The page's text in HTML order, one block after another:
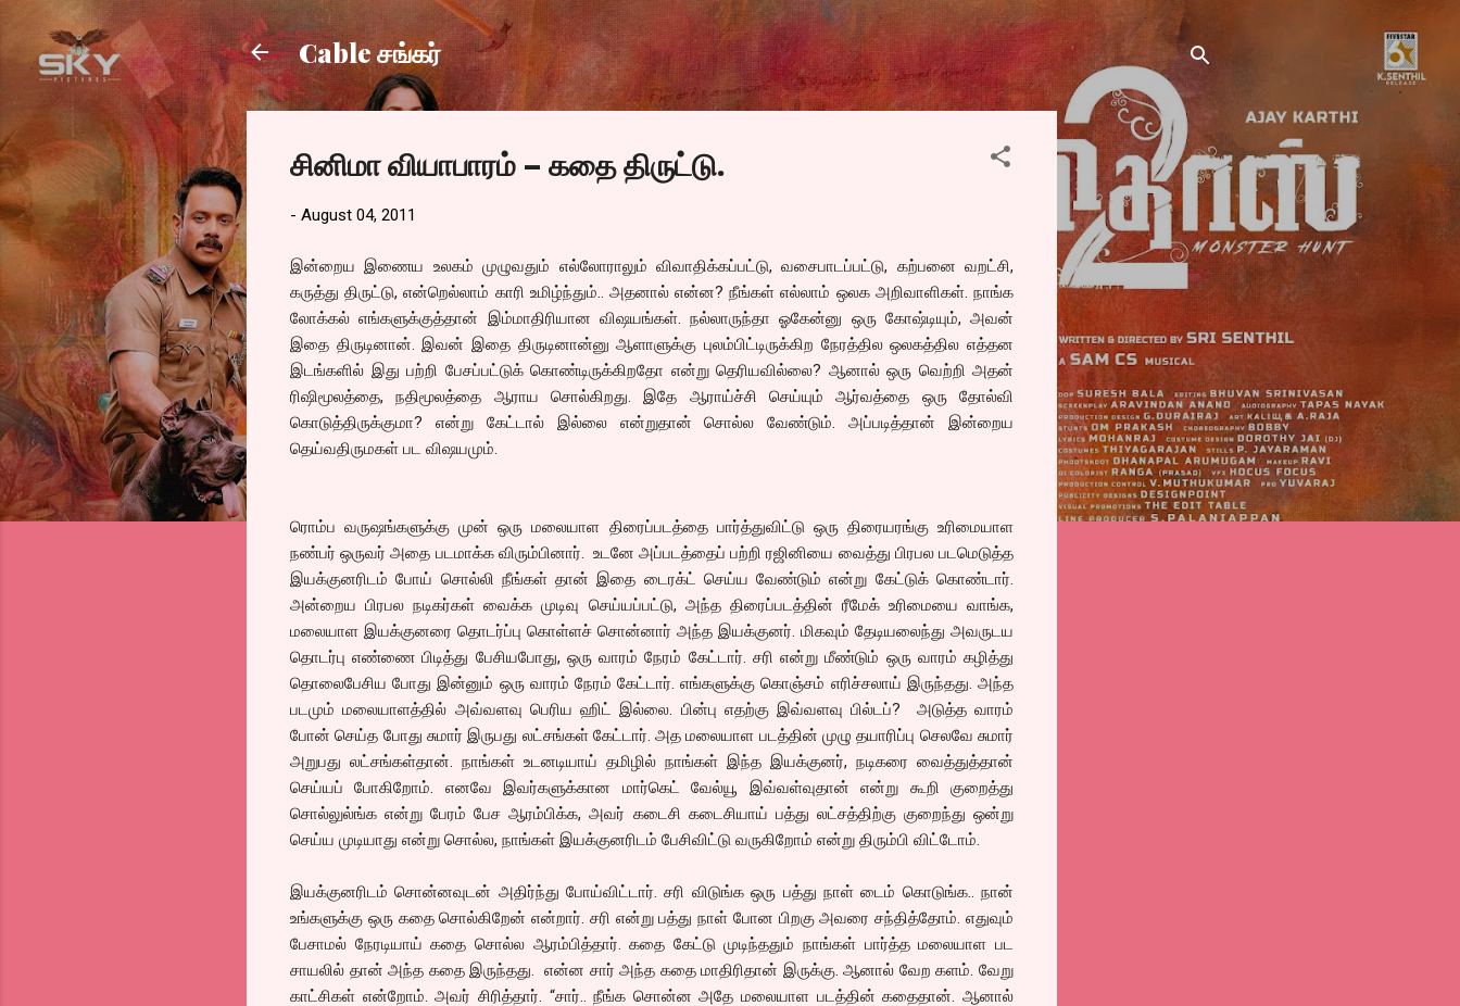
Skip to main content
Cable சங்கர்
சினிமா வியாபாரம் – கதை திருட்டு.
- August 04, 2011
இன்றைய இணைய உலகம் முழுவதும் எல்லோராலும் விவாதிக்கப்பட்டு, வசைபாடப்பட்டு, கற்பனை வறட்சி,
கருத்து திருட்டு, என்றெல்லாம் காரி உமிழ்ந்தும்.. அதனால் என்ன? நீங்கள் எல்லாம் ஒலக அறிவாளிகள். நாங்க
லோக்கல் எங்களுக்குத்தான் இம்மாதிரியான விஷயங்கள். நல்லாருந்தா ஓகேன்னு ஒரு கோஷ்டியும், அவன்
இதை திருடினான். இவன் இதை திருடினான்னு ஆளாளுக்கு புலம்பிட்டிருக்கிற நேரத்தில ஒலகத்தில எத்தன
இடங்களில் இது பற்றி பேசப்பட்டுக் கொண்டிருக்கிறதோ என்று தெரியவில்லை? ஆனால் ஒரு வெற்றி அதன்
ரிஷிமூலத்தை, நதிமூலத்தை ஆராய சொல்கிறது. இதே ஆராய்ச்சி செய்யும் ஆர்வத்தை ஒரு தோல்வி
கொடுத்திருக்குமா? என்று கேட்டால் இல்லை என்றுதான் சொல்ல வேண்டும். அப்படித்தான் இன்றைய
தெய்வதிருமகள் பட விஷயமும்.
ரொம்ப வருஷங்களுக்கு முன் ஒரு மலையாள திரைப்படத்தை பார்த்துவிட்டு ஒரு திரையரங்கு உரிமையாள
நண்பர் ஒருவர் அதை படமாக்க விரும்பினார். உடனே அப்படத்தைப் பற்றி ரஜினியை வைத்து பிரபல படமெடுத்த
இயக்குனரிடம் போய் சொல்லி நீங்கள் தான் இதை டைரக்ட் செய்ய வேண்டும் என்று கேட்டுக் கொண்டார்.
அன்றைய பிரபல நடிகர்கள் வைக்க முடிவு செய்யப்பட்டு, அந்த திரைப்படத்தின் ரீமேக் உரிமையை வாங்க,
மலையாள இயக்குனரை தொடர்ப்பு கொள்ளச் சொன்னார் அந்த இயக்குனர். மிகவும் தேடியலைந்து அவருடய
தொடர்பு எண்ணை பிடித்து பேசியபோது, ஒரு வாரம் நேரம் கேட்டார். சரி என்று மீண்டும் ஒரு வாரம் கழித்து
தொலைபேசிய போது இன்னும் ஒரு வாரம் நேரம் கேட்டார். எங்களுக்கு கொஞ்சம் எரிச்சலாய் இருந்தது. அந்த
படமும் மலையாளத்தில் அவ்வளவு பெரிய ஹிட் இல்லை. பின்பு எதற்கு இவ்வளவு பில்டப்? அடுத்த வாரம்
போன் செய்த போது சுமார் இருபது லட்சங்கள் கேட்டார். அத மலையாள படத்தின் முழு தயாரிப்பு செலவே சுமார்
அறுபது லட்சங்கள்தான். நாங்கள் உடனடியாய் தமிழில் நாங்கள் இந்த இயக்குனர், நடிகரை வைத்துத்தான்
செய்யப் போகிறோம். எனவே இவர்களுக்கான மார்கெட் வேல்யூ இவ்வள்வுதான் என்று கூறி குறைத்து
சொல்லுல்ங்க என்று பேரம் பேச ஆரம்பிக்க, அவர் கடைசி கடைசியாய் பத்து லட்சத்திற்கு குறைந்து ஒன்று
செய்ய முடியாது என்று சொல்ல, நாங்கள் இயக்குனரிடம் பேசிவிட்டு வருகிறோம் என்று திரும்பி விட்டோம்.
இயக்குனரிடம் சொன்னவுடன் அதிர்ந்து போய்விட்டார். சரி விடுங்க ஒரு பத்து நாள் டைம் கொடுங்க.. நான்
உங்களுக்கு ஒரு கதை சொல்கிறேன் என்றார். சரி என்று பத்து நாள் போன பிறகு அவரை சந்தித்தோம். எதுவும்
பேசாமல் நேரடியாய் கதை சொல்ல ஆரம்பித்தார். கதை கேட்டு முடிந்ததும் நாங்கள் பார்த்த மலையாள பட
சாயலில் தான் அந்த கதை இருந்தது. என்ன சார் அந்த கதை மாதிரிதான் இருக்கு. ஆனால் வேற களம். வேறு
காட்சிகள் என்றோம். அவர் சிரித்தார். “சார்.. நீங்க சொன்ன அதே மலையாள படத்தின் கதைதான். ஆனால்